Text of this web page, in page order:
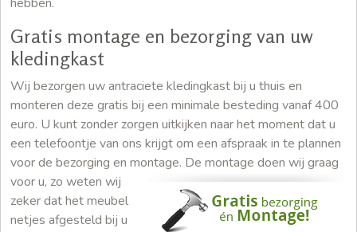
Gratis montage en bezorging van uw
kledingkast
Wij bezorgen uw antraciete kledingkast bij u thuis en
monteren deze gratis bij een minimale besteding vanaf 400
euro. U kunt zonder zorgen uitkijken naar het moment dat u
een telefoontje van ons krijgt om een afspraak in te plannen
voor de bezorging en montage. De montage doen wij graag
voor u, zo weten wij
zeker dat het meubel
netjes afgesteld bij u